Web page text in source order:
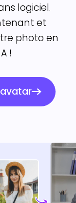
logiciel.
et
photo en
!